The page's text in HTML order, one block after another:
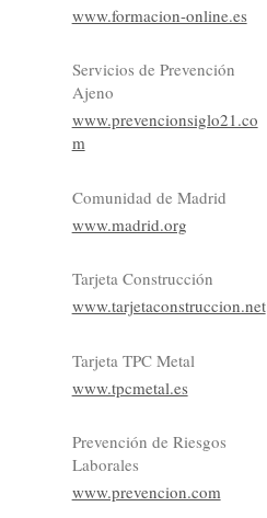
www.formacion-online.es
Servicios de Prevención
Ajeno
www.prevencionsiglo21.co
m
Comunidad de Madrid
www.madrid.org
Tarjeta Construcción
www.tarjetaconstruccion.net
Tarjeta TPC Metal
www.tpcmetal.es
Prevención de Riesgos
Laborales
www.prevencion.com